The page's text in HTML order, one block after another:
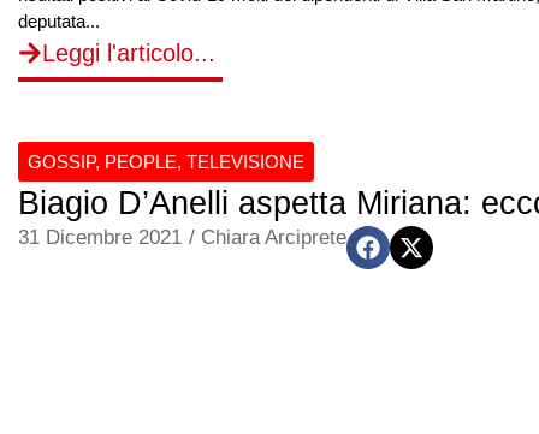
deputata...
Leggi l'articolo...
GOSSIP, PEOPLE, TELEVISIONE
Biagio D’Anelli aspetta Miriana:
31 Dicembre 2021 / Chiara Arciprete